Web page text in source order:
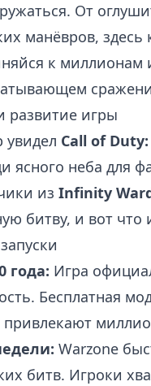
От
манёвров,
к миллионам
развитие игры
увидел Call of
ясного неба для
из Infinity
битву, и вот что
года: Игра
Бесплатная
привлекают
Warzone
битв. Игроки